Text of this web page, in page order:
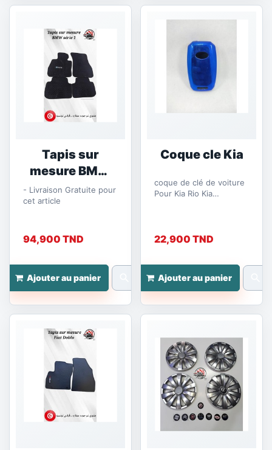
Tapis sur
mesure BMW
série 1
- Livraison Gratuite pour
cet article
94,900 TND
Ajouter au panier
Coque cle Kia
coque de clé de voiture
Pour Kia Rio Kia
22,900 TND
Ajouter au panier